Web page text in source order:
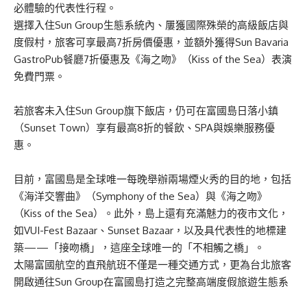
必體驗的代表性行程。
選擇入住Sun Group生態系統內、屢獲國際殊榮的高級飯店與
度假村，旅客可享最高7折房價優惠，並額外獲得Sun Bavaria
GastroPub餐廳7折優惠及《海之吻》（Kiss of the Sea）表演
免費門票。
若旅客未入住Sun Group旗下飯店，仍可在富國島日落小鎮
（Sunset Town）享有最高8折的餐飲、SPA與娛樂服務優
惠。
目前，富國島是全球唯一每晚舉辦兩場煙火秀的目的地，包括
《海洋交響曲》（Symphony of the Sea）與《海之吻》
（Kiss of the Sea）。此外，島上還有充滿魅力的夜市文化，
如VUI-Fest Bazaar、Sunset Bazaar，以及具代表性的地標建
築——「接吻橋」，這座全球唯一的「不相觸之橋」。
太陽富國航空的直飛航班不僅是一種交通方式，更為台北旅客
開啟通往Sun Group在富國島打造之完整高端度假旅遊生態系